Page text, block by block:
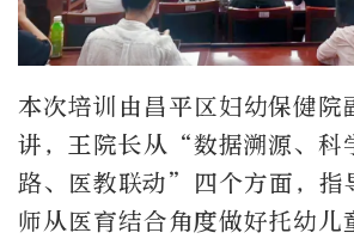
本次培训由昌平区妇幼保健院
讲，王院长从“数据溯源、科
路、医教联动”四个方面，指
师从医育结合角度做好托幼儿